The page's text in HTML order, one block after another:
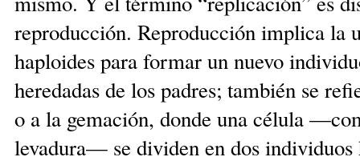
reproducción. Reproducción implica la
haploides para formar un nuevo
heredadas de los padres; también se
o a la gemación, donde una célula
levadura— se dividen en dos